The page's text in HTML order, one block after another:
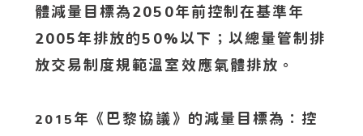
體減量目標為2050年前控制在基準年
2005年排放的50%以下；以總量管制排
放交易制度規範溫室效應氣體排放。
2015 年《巴黎協議》的減量目標為：控